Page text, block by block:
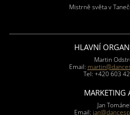
Mistrně světa v
HLAVNÍ
Martin
Email:
Tel: +420 603
MARKETING
Jan
Email: